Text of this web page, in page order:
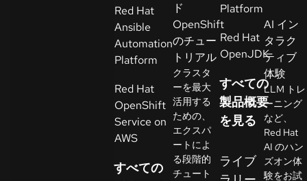
者
ト
ラ
イ
ア
ル
の
始
Red Hat
Ansible
Automation
Platform
Red Hat
OpenShift
Service on
AWS
すべての
ド
OpenShift
のチュー
トリアル
クラスタ
ーを最大
活用する
ための、
エクスパ
ートによ
る段階的
チュート
Platform
Red Hat
OpenJDK
すべての
製品概要
を見る
ライブ
AI イン
タラク
ティブ
体験
LLM トレ
ーニング
など、
Red Hat
AI のハン
ズオン体
験をお試